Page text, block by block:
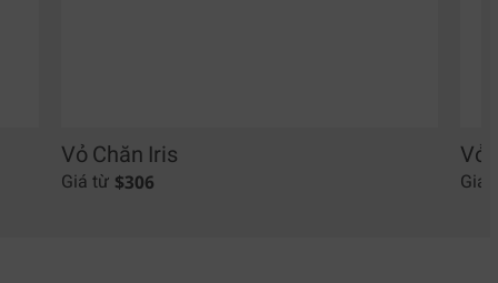
Vỏ Chăn Iris
Giá từ $306
Vỏ
Giá